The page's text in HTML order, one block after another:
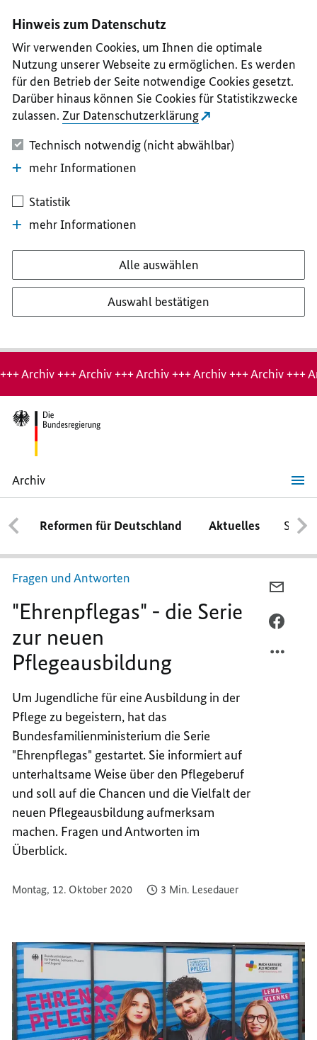
II
III
IV
V
Hinweis zum Datenschutz
Wir verwenden Cookies, um Ihnen die optimale
Nutzung unserer Webseite zu ermöglichen. Es werden
für den Betrieb der Seite notwendige Cookies gesetzt.
Darüber hinaus können Sie Cookies für Statistikzwecke
zulassen. Zur Datenschutzerklärung
Technisch notwendig (nicht abwählbar)
mehr Informationen
Statistik
mehr Informationen
Alle auswählen
Auswahl bestätigen
Hinweis:
Archiv-
Seite
+++ Archiv +++ Archiv +++ Archiv +++ Archiv +++ Archiv +++
Archiv
"Ehrenpflegas"
die
Serie
zur
neuen
Pflegeausbildung
Reformen für Deutschland Aktuelles
Fragen und Antworten
"Ehrenpflegas" - die Serie
zur neuen
Pflegeausbildung
Um Jugendliche für eine Ausbildung in der
Pflege zu begeistern, hat das
Bundesfamilienministerium die Serie
"Ehrenpflegas" gestartet. Sie informiert auf
unterhaltsame Weise über den Pflegeberuf
und soll auf die Chancen und die Vielfalt der
neuen Pflegeausbildung aufmerksam
machen. Fragen und Antworten im
Überblick.
Montag, 12. Oktober 2020 3 Min. Lesedauer